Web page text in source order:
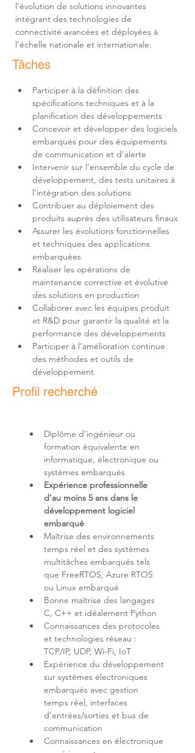
l’évolution de solutions innovantes
intégrant des technologies de
connectivité avancées et déployées à
l’échelle nationale et internationale.
Tâches
Participer à la définition des
spécifications techniques et à la
Concevoir et développer des logiciels
embarqués pour des équipements
Intervenir sur l’ensemble du cycle de
développement, des tests unitaires à
Contribuer au déploiement des
Assurer les évolutions fonctionnelles
et techniques des applications
Réaliser les opérations de
maintenance corrective et évolutive
Collaborer avec les équipes produit
et R&D pour garantir la qualité et la
Participer à l’amélioration continue
des méthodes et outils de
développement
Profil recherché
Diplôme d’ingénieur ou
formation équivalente en
informatique, électronique ou
Expérience professionnelle
d’au moins 5 ans dans le
développement logiciel
embarqué
Maîtrise des environnements
temps réel et des systèmes
multitâches embarqués tels
que FreeRTOS, Azure RTOS
Bonne maîtrise des langages
Connaissances des protocoles
et technologies réseau :
Expérience du développement
sur systèmes électroniques
embarqués avec gestion
temps réel, interfaces
d’entrées/sorties et bus de
Connaissances en électronique